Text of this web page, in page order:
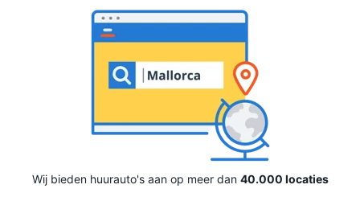
Wij bieden huurauto's aan op meer dan 40.000 locaties